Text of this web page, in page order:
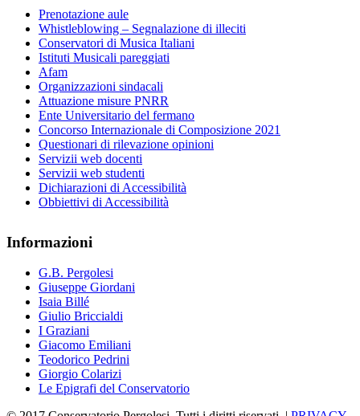
Prenotazione aule
Whistleblowing – Segnalazione di illeciti
Conservatori di Musica Italiani
Istituti Musicali pareggiati
Afam
Organizzazioni sindacali
Attuazione misure PNRR
Ente Universitario del fermano
Concorso Internazionale di Composizione 2021
Questionari di rilevazione opinioni
Servizii web docenti
Servizii web studenti
Dichiarazioni di Accessibilità
Obbiettivi di Accessibilità
Informazioni
G.B. Pergolesi
Giuseppe Giordani
Isaia Billé
Giulio Briccialdi
I Graziani
Giacomo Emiliani
Teodorico Pedrini
Giorgio Colarizi
Le Epigrafi del Conservatorio